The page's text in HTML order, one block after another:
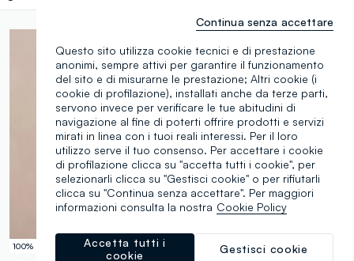
100% Lino Stiro facile
Questo sito utilizza cookie tecnici e di prestazione
anonimi, sempre attivi per garantire il funzionamento
del sito e di misurarne le prestazione; Altri cookie (i
cookie di profilazione), installati anche da terze parti,
servono invece per verificare le tue abitudini di
navigazione al fine di poterti offrire prodotti e servizi
mirati in linea con i tuoi reali interessi. Per il loro
utilizzo serve il tuo consenso. Per accettare i cookie
di profilazione clicca su "accetta tutti i cookie", per
selezionarli clicca su "Gestisci cookie" o per rifiutarli
clicca su "Continua senza accettare". Per maggiori
informazioni consulta la nostra Cookie Policy
Gestisci cookie
Accetta tutti i
cookie
Continua senza accettare